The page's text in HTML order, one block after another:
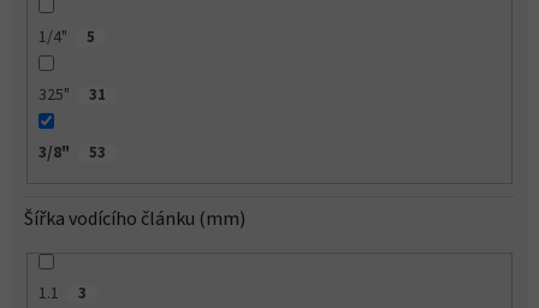
1/4" 5
325" 31
3/8" 53
Šířka vodícího článku (mm)
1.1 3